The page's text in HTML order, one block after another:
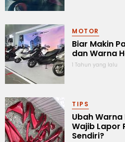
MOTOR
Biar Makin
dan Warna
1 Tahun yang lalu
TIPS
Ubah
Wajib Lapor
Sendiri?